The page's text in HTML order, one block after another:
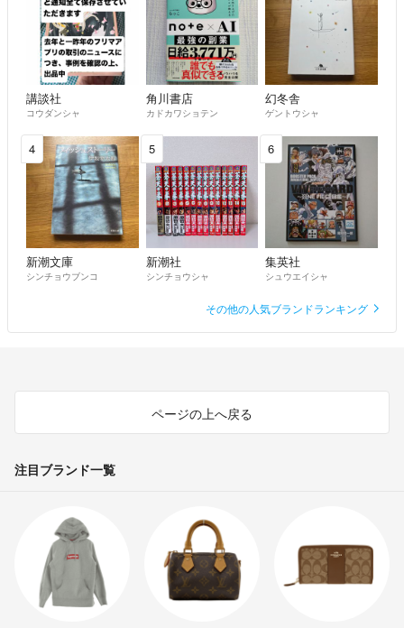
講談社
コウダンシャ
角川書店
カドカワショテン
幻冬舎
ゲントウシャ
4
新潮文庫
シンチョウブンコ
5
新潮社
シンチョウシャ
6
集英社
シュウエイシャ
その他の人気ブランドランキング
ページの上へ戻る
注目ブランド一覧